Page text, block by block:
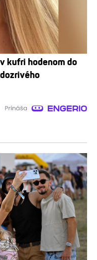
kufri hodenom do